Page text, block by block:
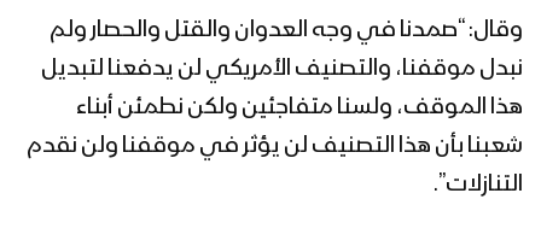
وقال: “صمدنا في وجه العدوان والقتل والحصار ولم
نبدل موقفنا، والتصنيف الأمريكي لن يدفعنا لتبديل
هذا الموقف، ولسنا متفاجئين ولكن نطمئن أبناء
شعبنا بأن هذا التصنيف لن يؤثر في موقفنا ولن نقدم
التنازلات”.